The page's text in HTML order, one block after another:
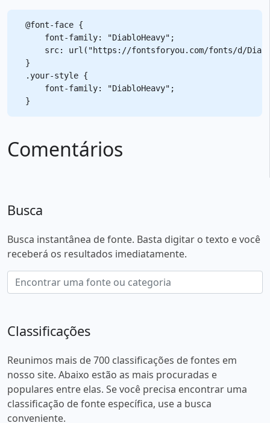
@font-face {
    font-family: "DiabloHeavy";
src: url("https://fontsforyou.com/fonts/d/
}
.your-style {
    font-family: "DiabloHeavy";
Comentários
Busca
Busca instantânea de fonte. Basta digitar o texto e você
receberá os resultados imediatamente.
Classificações
Reunimos mais de 700 classificações de fontes em
nosso site. Abaixo estão as mais procuradas e
populares entre elas. Se você precisa encontrar uma
classificação de fonte específica, use a busca
conveniente.